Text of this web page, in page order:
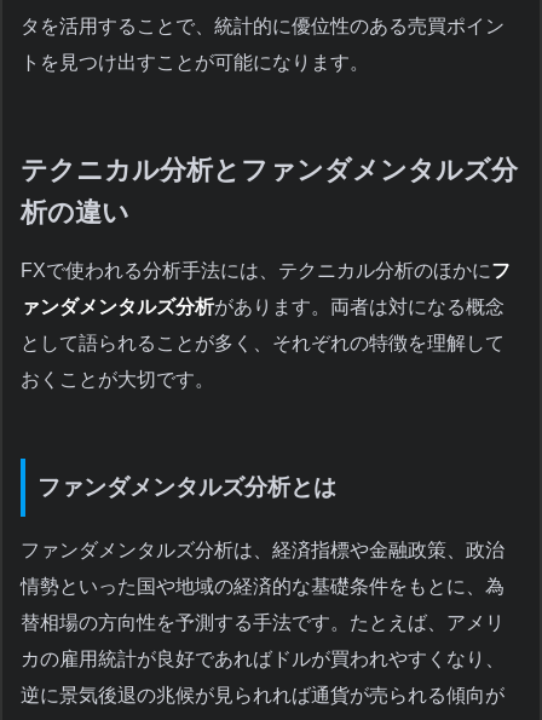
タを活用することで、統計的に優位性のある売買ポイン
トを見つけ出すことが可能になります。
テクニカル分析とファンダメンタルズ分
析の違い
FXで使われる分析手法には、テクニカル分析のほかにフ
ァンダメンタルズ分析があります。両者は対になる概念
として語られることが多く、それぞれの特徴を理解して
おくことが大切です。
ファンダメンタルズ分析とは
ファンダメンタルズ分析は、経済指標や金融政策、政治
情勢といった国や地域の経済的な基礎条件をもとに、為
替相場の方向性を予測する手法です。たとえば、アメリ
カの雇用統計が良好であればドルが買われやすくなり、
逆に景気後退の兆候が見られれば通貨が売られる傾向が